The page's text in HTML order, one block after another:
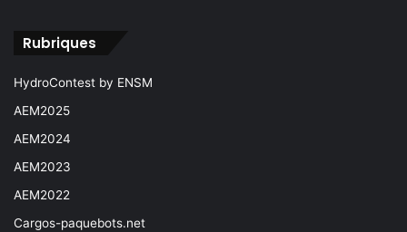
Rubriques
HydroContest by ENSM
AEM2025
AEM2024
AEM2023
AEM2022
Cargos-paquebots.net